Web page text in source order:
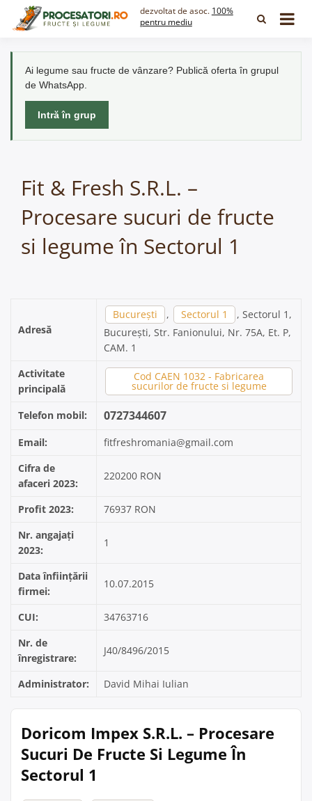
dezvoltat de asoc. 100%
pentru mediu
Ai legume sau fructe de vânzare? Publică oferta în grupul
de WhatsApp.
Intră în grup
Fit & Fresh S.R.L. –
Procesare sucuri de fructe
si legume în Sectorul 1
Adresă
București , Sectorul 1
, Sectorul 1,
București, Str. Fanionului, Nr. 75A, Et. P,
CAM. 1
Activitate
principală
Cod CAEN 1032 - Fabricarea
sucurilor de fructe si legume
Telefon mobil: 0727344607
Email:
fitfreshromania@gmail.com
Cifra de
afaceri 2023:
220200 RON
Profit 2023:
76937 RON
Nr. angajați
2023:
1
Data înființării
firmei:
10.07.2015
CUI:
34763716
Nr. de
înregistrare:
J40/8496/2015
Administrator: David Mihai Iulian
Doricom Impex S.R.L. – Procesare
Sucuri De Fructe Si Legume În
Sectorul 1